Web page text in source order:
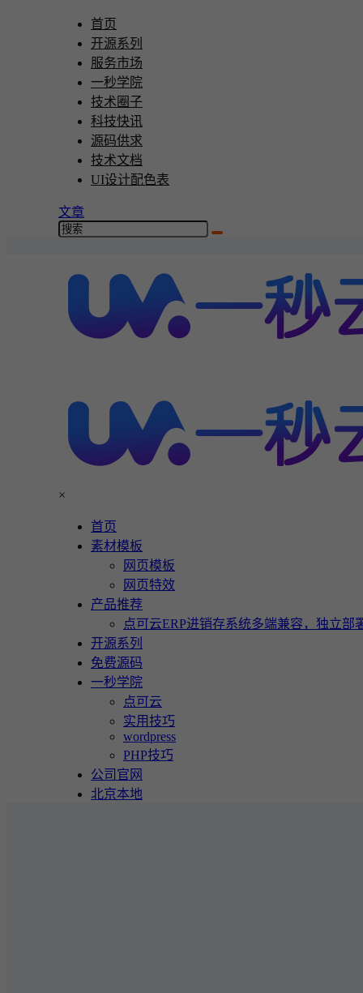
首页
开源系列
服务市场
一秒学院
技术圈子
科技快讯
源码供求
技术文档
UI设计配色表
文章
×
首页
素材模板
网页模板
网页特效
产品推荐
点可云ERP进销存系统多端兼容，独立部
开源系列
免费源码
一秒学院
点可云
实用技巧
wordpress
PHP技巧
公司官网
北京本地